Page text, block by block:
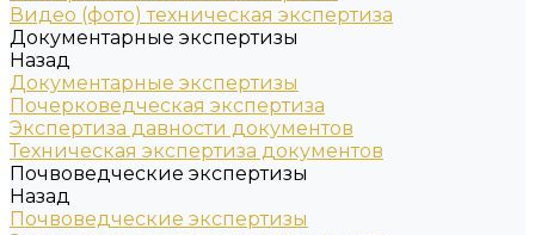
Видео (фото) техническая экспертиза
Документарные экспертизы
Назад
Документарные экспертизы
Почерковедческая экспертиза
Экспертиза давности документов
Техническая экспертиза документов
Почвоведческие экспертизы
Назад
Почвоведческие экспертизы